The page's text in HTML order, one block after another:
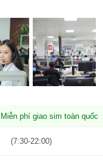
Miễn phí giao sim toàn quốc
(7:30-22:00)